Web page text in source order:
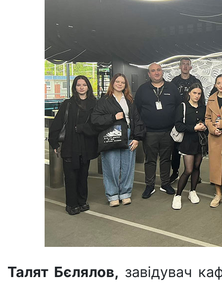
Талят Бєлялов, завідувач